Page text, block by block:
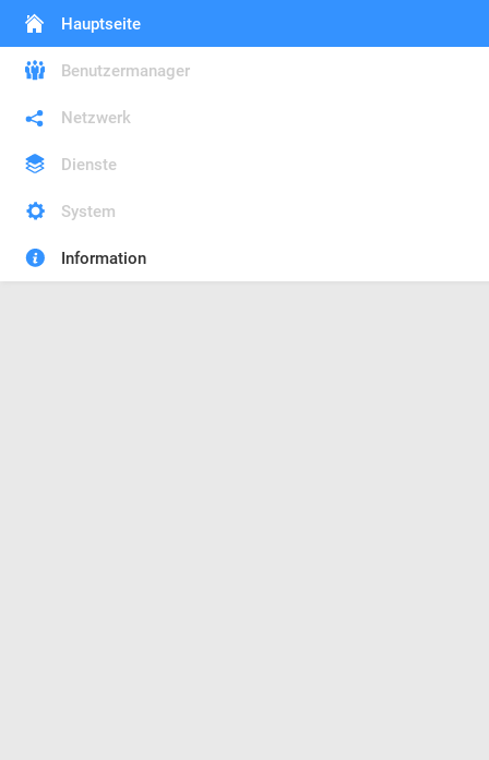
Hauptseite
Benutzermanager
Netzwerk
Dienste
System
Information